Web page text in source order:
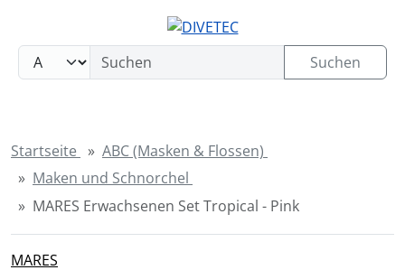
Springe zur Navigation
Springe zu den allgemeinen Informationen
Suchen
Startseite
ABC (Masken & Flossen)
Maken und Schnorchel
MARES Erwachsenen Set Tropical - Pink
MARES